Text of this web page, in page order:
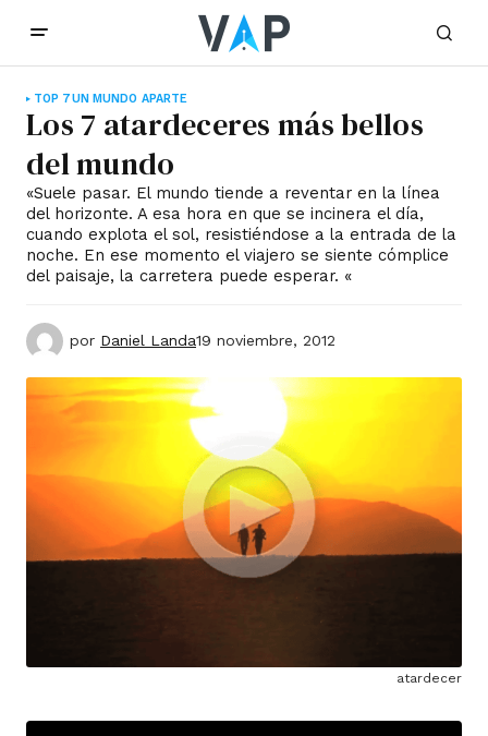
TOP 7UN MUNDO APARTE
Los 7 atardeceres más bellos
del mundo
«Suele pasar. El mundo tiende a reventar en la línea
del horizonte. A esa hora en que se incinera el día,
cuando explota el sol, resistiéndose a la entrada de la
noche. En ese momento el viajero se siente cómplice
del paisaje, la carretera puede esperar. «
por Daniel Landa19 noviembre, 2012
atardecer